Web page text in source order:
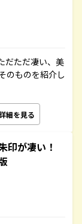
だただ凄い、美
のものを紹介し
細を見る
印が凄い！